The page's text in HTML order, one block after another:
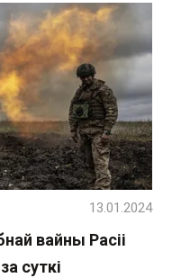
вайны Расіі
суткі
13.01.2024